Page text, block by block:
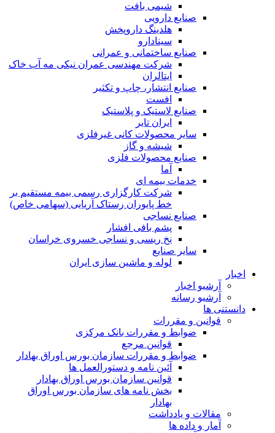
شیمی بافت
صنایع دارویی
هلدینگ داروپخش
سینادارو
صنایع ساختمانی و عمرانی
شرکت مهندسی عمران نیکی مه آب خاک
ایتالران
صنایع انتشار، چاپ و تکثير
افست
صنایع لاستیک و پلاستیک
ایران تایر
ساير محصولات كانی غيرفلزی
شیشه و گاز
صنایع محصولات فلزی
آما
خدمات بیمه ای
شرکت کارگزاری رسمی بیمه مستقیم بر
خط پایوران رستاک آریایی (سهامی خاص)
صنایع نساجی
پشم بافی افشار
نخ ریسی و نساجی خسروی خراسان
سایر صنایع
لوله و ماشین سازی ایران
اخبار
آرشیو اخبار
آرشیو رسانه
دانستنی ها
قوانین و مقررات
ضوابط و مقررات بانک مرکزی
قوانين مرجع
ضوابط و مقررات سازمان بورس اوراق بهادار
آئین نامه و دستورالعمل ها
قوانین سازمان بورس اوراق بهادار
بخش نامه های سازمان بورس اوراق
بهادار
مقالات و یادداشت
آمار و داده ها